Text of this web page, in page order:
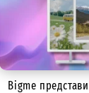
Bigme